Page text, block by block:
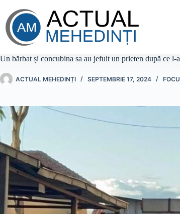
conținut
Un bărbat și concubina sa au jefuit un prieten după ce
ACTUAL MEHEDINȚI SEPTEMBRIE 17, 2024